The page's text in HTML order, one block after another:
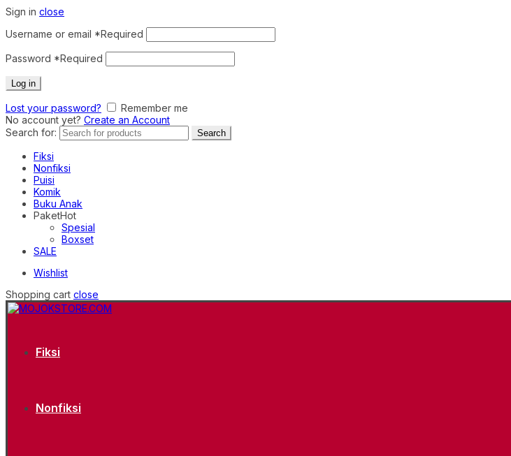
Sign in close
Username or email *Required
Password *Required
Log in
Lost your password?
Remember me
No account yet? Create an Account
Search for:
Search
Fiksi
Nonfiksi
Puisi
Komik
Buku Anak
PaketHot
Spesial
Boxset
SALE
Wishlist
Shopping cart close
Fiksi
Nonfiksi